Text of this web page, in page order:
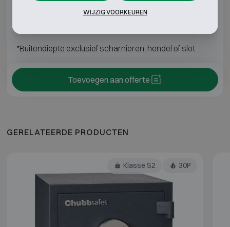
*Buitendiepte exclusief scharnieren, hendel of slot.
Toevoegen aan offerte
GERELATEERDE PRODUCTEN
Klasse S2 30P
WIJZIG VOORKEUREN